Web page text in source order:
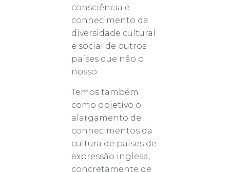
consciência e
conhecimento da
diversidade cultural
e social de outros
países que não o
nosso.
Temos também
como objetivo o
alargamento de
conhecimentos da
cultura de países de
expressão inglesa,
concretamente de